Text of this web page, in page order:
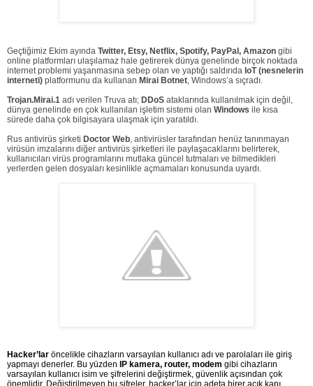
Geçtiğimiz Ekim ayında Twitter, Etsy, Netflix, Spotify, PayPal, Amazon gibi
online platformları ulaşılamaz hale getirerek dünya genelinde birçok noktada
internet problemi yaşanmasına sebep olan ve yaptığı saldırıda IoT (nesnelerin
interneti) platformunu da kullanan Mirai Botnet , Windows’a sıçradı.
Trojan.Mirai.1 adı verilen Truva atı; DDoS ataklarında kullanılmak için değil,
dünya genelinde en çok kullanılan işletim sistemi olan Windows ile kısa
sürede daha çok bilgisayara ulaşmak için yaratıldı.
Rus antivirüs şirketi Doctor Web , antivirüsler tarafından henüz tanınmayan
virüsün imzalarını diğer antivirüs şirketleri ile paylaşacaklarını belirterek,
kullanıcıları virüs programlarını mutlaka güncel tutmaları ve bilmedikleri
yerlerden gelen dosyaları kesinlikle açmamaları konusunda uyardı.
Hacker’lar öncelikle cihazların varsayılan kullanıcı adı ve parolaları ile giriş
yapmayı denerler. Bu yüzden IP kamera, router, modem gibi cihazların
varsayılan kullanıcı isim ve şifrelerini değiştirmek, güvenlik açısından çok
önemlidir. Değiştirilmeyen bu şifreler, hacker’lar için adeta birer açık kapı